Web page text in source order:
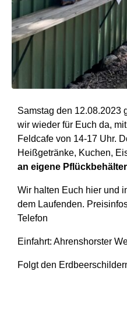
Samstag den 12.08.2023
wir wieder für Euch da,
Feldcafe von 14-17 Uhr.
Heißgetränke, Kuchen,
an eigene
Wir halten Euch hier und
dem Laufenden.
Telefon
Einfahrt: Ahrenshorster
Folgt den